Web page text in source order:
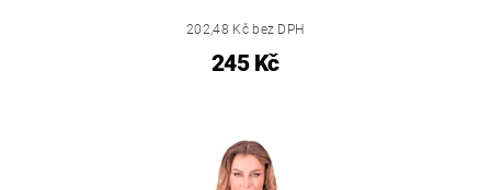
202,48 Kč bez DPH
245 Kč